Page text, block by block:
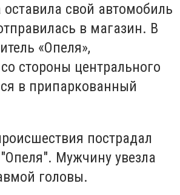
свой автомобиль
в магазин. В
«Опеля»,
стороны центрального
в припаркованный
пострадал
Мужчину увезла
головы.